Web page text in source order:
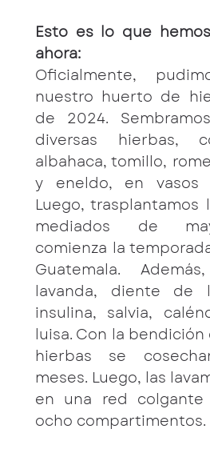
Esto es lo que
ahora:
Oficialmente,
nuestro huerto de
de 2024.
diversas hierbas,
albahaca, tomillo,
y eneldo, en vasos
Luego, trasplantamos
mediados de
comienza la
Guatemala.
lavanda, diente de
insulina, salvia,
luisa. Con la bendición
hierbas se
meses. Luego, las
en una red colgante
ocho compartimentos.